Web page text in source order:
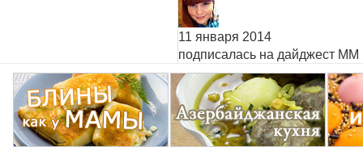
11 января 2014
подписалась на дайджест ММ